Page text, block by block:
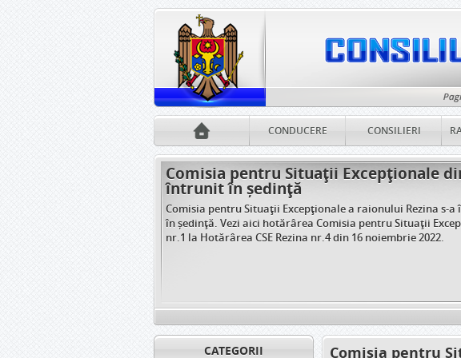
CONDUCERE CONSILIERI
Comisia pentru Situații Excepționale
întrunit în ședință
Comisia pentru Situații Excepționale a raionului Rezina s-
în ședință. Vezi aici hotărârea Comisia pentru Situații
nr.1 la Hotărârea CSE Rezina nr.4 din 16 noiembrie 2022.
CATEGORII Comisia pentru